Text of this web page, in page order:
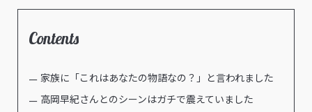
Contents
家族に「これはあなたの物語なの？」と言われました
高岡早紀さんとのシーンはガチで震えていました